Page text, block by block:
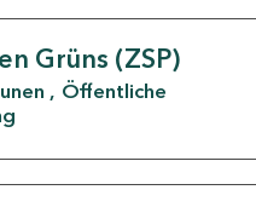
Grüns (ZSP)
Öffentliche